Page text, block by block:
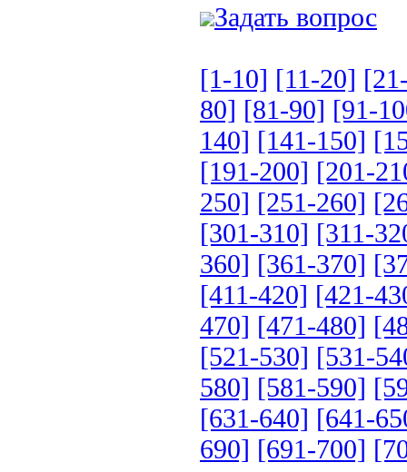
Задать вопрос
[1-10] [11-20]
80] [81-90] [91-
140] [141-150]
[191-200] [201-
250] [251-260]
[301-310] [311-
360] [361-370]
[411-420] [421-
470] [471-480]
[521-530] [531-
580] [581-590]
[631-640] [641-
690] [691-700]